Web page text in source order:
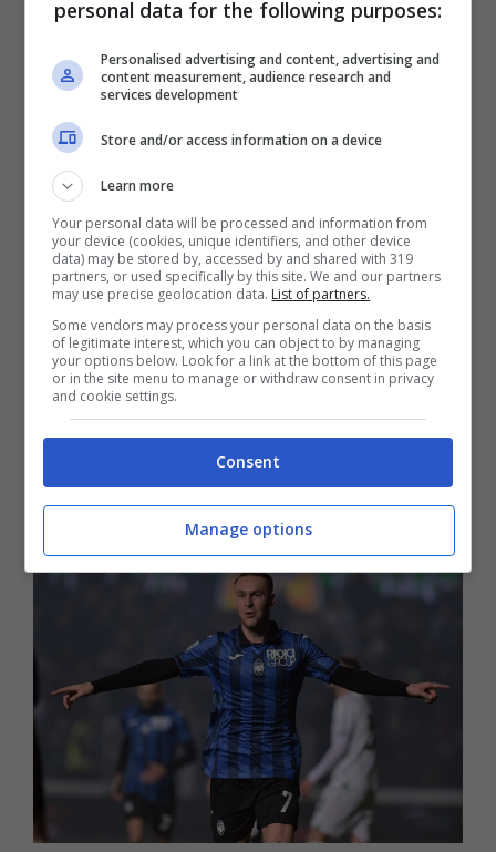
Hanno detto sì: scambio da
60 milioni per la Juve
L’olandese è cresciuto tantissimo in maglia
orobica e oggi è probabilmente il
centrocampista più forte e decisivo del
campionato. Dopo la vittoria dell’Europa
League e la qualificazione in Champions,
sarà molto più difficile strapparlo
all’Atalanta. Il giocatore a Bergamo sta bene
e i Percassi hanno fatto sapere che non è in
vendita.
personal data for the following purposes:
Personalised advertising and content, advertising and
content measurement, audience research and
services development
Store and/or access information on a device
Learn more
Your personal data will be processed and information from
your device (cookies, unique identifiers, and other device
data) may be stored by, accessed by and shared with 319
partners, or used specifically by this site. We and our partners
may use precise geolocation data. List of partners.
Some vendors may process your personal data on the basis
of legitimate interest, which you can object to by managing
your options below. Look for a link at the bottom of this page
or in the site menu to manage or withdraw consent in privacy
and cookie settings.
Consent
Manage options